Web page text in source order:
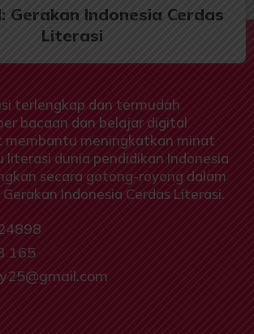
Gerakan Indonesia Cerdas
Literasi
terlengkap dan termudah
bacaan dan belajar digital
meningkatkan minat
literasi dunia pendidikan Indonesia
secara gotong-royong dalam
Indonesia Cerdas Literasi.
165